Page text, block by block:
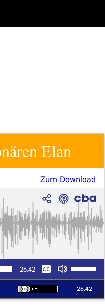
Elan
Zum Download